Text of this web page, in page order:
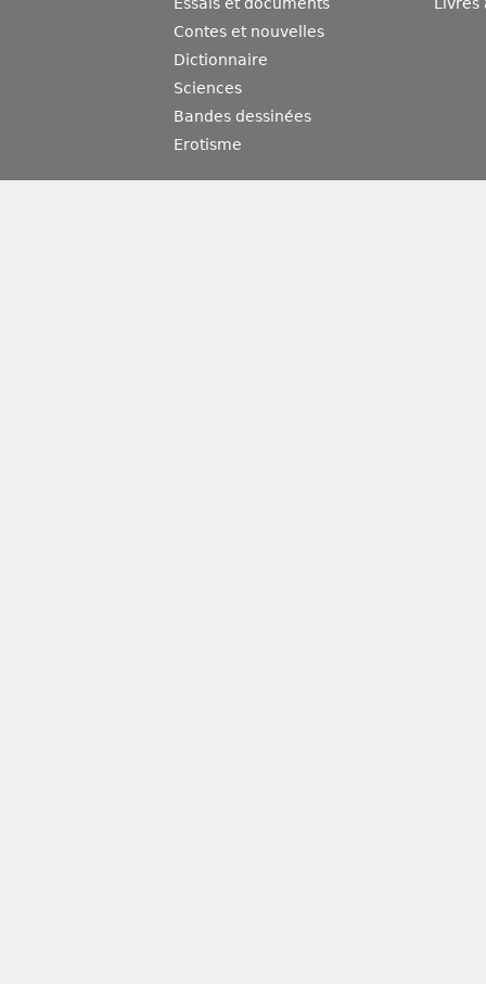
Essais et documents
Contes et nouvelles
Dictionnaire
Sciences
Bandes dessinées
Erotisme
Livres